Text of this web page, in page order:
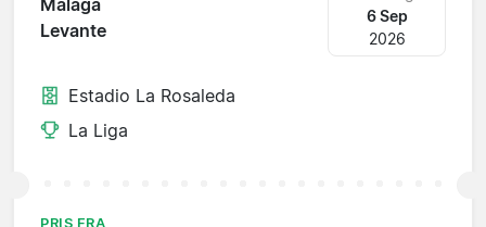
Malaga
Levante
6 Sep
2026
Estadio La Rosaleda
La Liga
PRIS FRA